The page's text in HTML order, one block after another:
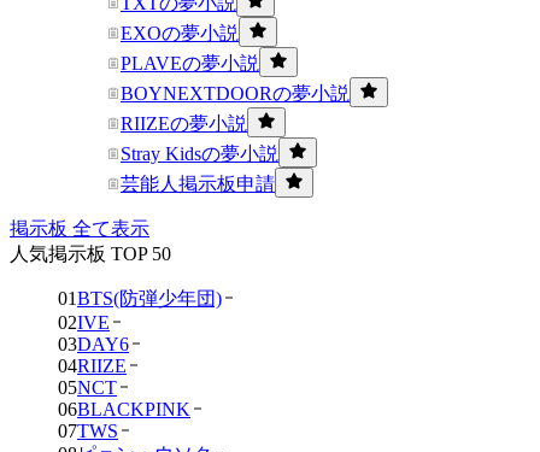
EXOの夢小説
PLAVEの夢小説
BOYNEXTDOORの夢小説
RIIZEの夢小説
Stray Kidsの夢小説
芸能人掲示板申請
掲示板 全て表示
人気掲示板 TOP 50
01BTS(防弾少年団)
02IVE
03DAY6
04RIIZE
05NCT
06BLACKPINK
07TWS